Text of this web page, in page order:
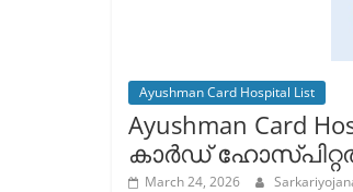
Ayushman Card Hospital List
Ayushman Card
കാർഡ് ഹോസ്പിറ്റൽ
March 24, 2026